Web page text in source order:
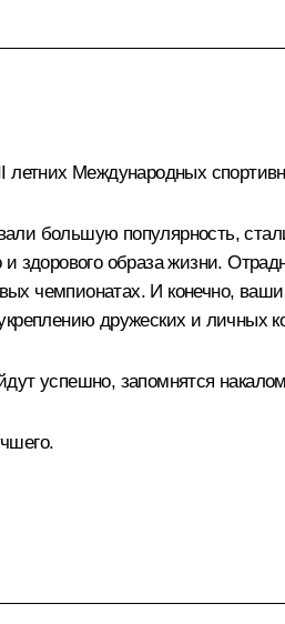
летних Международных
большую популярность,
и здорового образа жизни.
чемпионатах. И конечно,
дружеских и личных
успешно, запомнятся